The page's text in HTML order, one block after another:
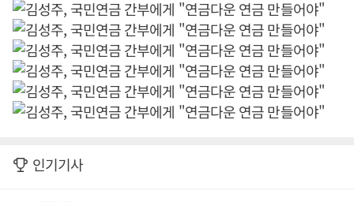
인기기사